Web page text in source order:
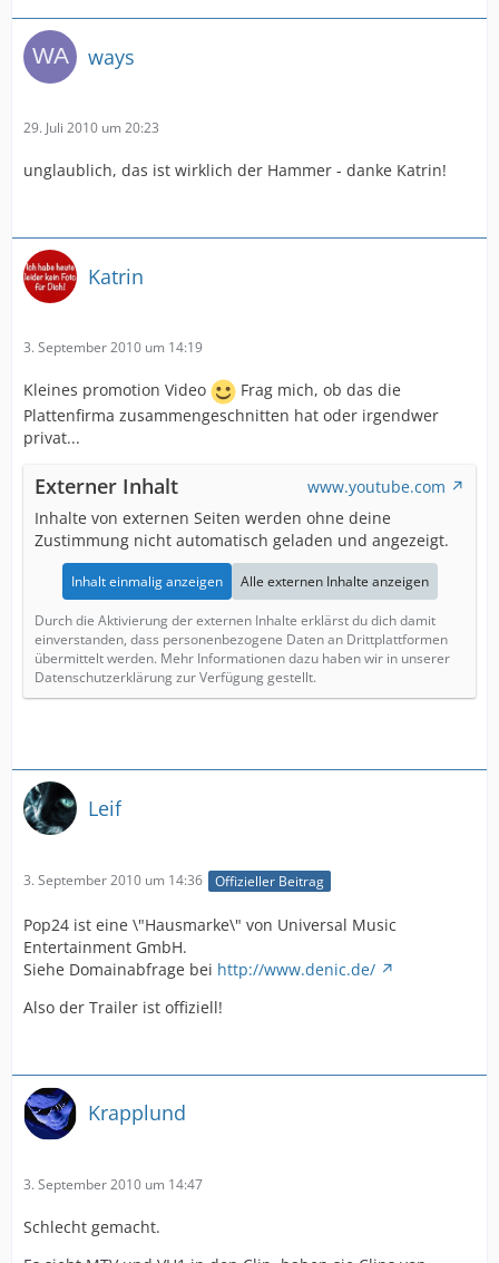
ways
29. Juli 2010 um 20:23
unglaublich, das ist wirklich der Hammer - danke Katrin!
Katrin
3. September 2010 um 14:19
Kleines promotion Video
Frag mich, ob das die
Plattenfirma zusammengeschnitten hat oder irgendwer
privat...
Externer Inhalt
www.youtube.com
Inhalte von externen Seiten werden ohne deine
Zustimmung nicht automatisch geladen und angezeigt.
Inhalt einmalig anzeigen Alle externen Inhalte anzeigen
Durch die Aktivierung der externen Inhalte erklärst du dich damit
einverstanden, dass personenbezogene Daten an Drittplattformen
übermittelt werden. Mehr Informationen dazu haben wir in unserer
Datenschutzerklärung zur Verfügung gestellt.
Leif
3. September 2010 um 14:36 Offizieller Beitrag
Pop24 ist eine \"Hausmarke\" von Universal Music
Entertainment GmbH.
Siehe Domainabfrage bei http://www.denic.de/
Also der Trailer ist offiziell!
Krapplund
3. September 2010 um 14:47
Schlecht gemacht.